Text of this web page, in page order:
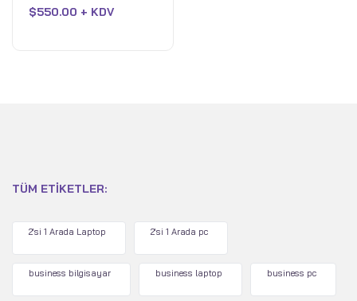
aldı
$550.00 + KDV
TÜM ETIKETLER:
2'si 1 Arada Laptop 2'si 1 Arada pc
business bilgisayar business laptop business pc